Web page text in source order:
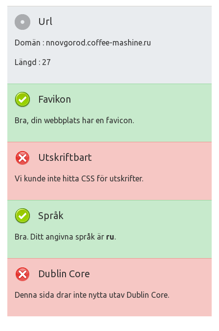
Url
Domän : nnovgorod.coffee-mashine.ru
Längd : 27
Favikon
Bra, din webbplats har en favicon.
Utskriftbart
Vi kunde inte hitta CSS för utskrifter.
Språk
Bra. Ditt angivna språk är ru.
Dublin Core
Denna sida drar inte nytta utav Dublin Core.